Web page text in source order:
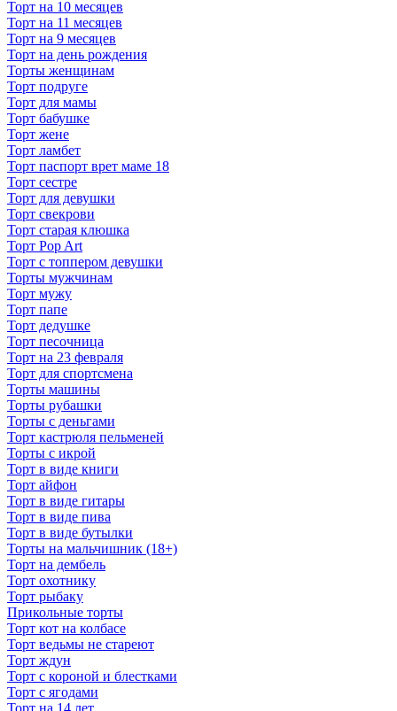
Торт на 10 месяцев
Торт на 11 месяцев
Торт на 9 месяцев
Торт на день рождения
Торты женщинам
Торт подруге
Торт для мамы
Торт бабушке
Торт жене
Торт ламбет
Торт паспорт врет маме 18
Торт сестре
Торт для девушки
Торт свекрови
Торт старая клюшка
Торт Pop Art
Торт с топпером девушки
Торты мужчинам
Торт мужу
Торт папе
Торт дедушке
Торт песочница
Торт на 23 февраля
Торт для спортсмена
Торты машины
Торты рубашки
Торты с деньгами
Торт кастрюля пельменей
Торты с икрой
Торт в виде книги
Торт айфон
Торт в виде гитары
Торт в виде пива
Торт в виде бутылки
Торты на мальчишник (18+)
Торт на дембель
Торт охотнику
Торт рыбаку
Прикольные торты
Торт кот на колбасе
Торт ведьмы не стареют
Торт ждун
Торт с короной и блестками
Торт с ягодами
Торт на 14 лет